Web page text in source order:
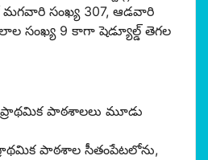
మగవారి సంఖ్య 307, ఆడవారి
సంఖ్య 9 కాగా షెడ్యూల్డ్ తెగల
ప్రాథమిక పాఠశాలలు మూడు
పాఠశాల సీతంపేటలోను,